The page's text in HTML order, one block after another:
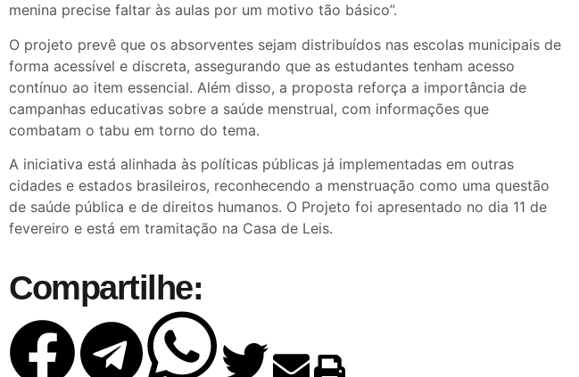
menina precise faltar às aulas por um motivo tão básico”.
O projeto prevê que os absorventes sejam distribuídos nas escolas municipais de
forma acessível e discreta, assegurando que as estudantes tenham acesso
contínuo ao item essencial. Além disso, a proposta reforça a importância de
campanhas educativas sobre a saúde menstrual, com informações que
combatam o tabu em torno do tema.
A iniciativa está alinhada às políticas públicas já implementadas em outras
cidades e estados brasileiros, reconhecendo a menstruação como uma questão
de saúde pública e de direitos humanos. O Projeto foi apresentado no dia 11 de
fevereiro e está em tramitação na Casa de Leis.
Compartilhe: